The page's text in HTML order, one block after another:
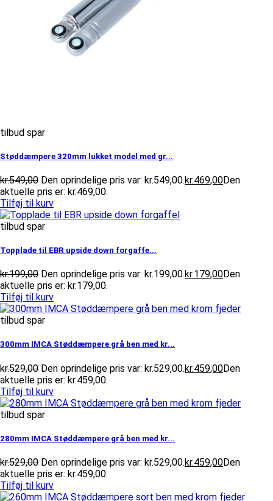
tilbud spar
Støddæmpere 320mm lukket model med gr...
kr.549,00 Den oprindelige pris var: kr.549,00.kr.469,00Den
aktuelle pris er: kr.469,00.
Tilføj til kurv
tilbud spar
Topplade til EBR upside down forgaffe...
kr.199,00 Den oprindelige pris var: kr.199,00.kr.179,00Den
aktuelle pris er: kr.179,00.
Tilføj til kurv
tilbud spar
300mm IMCA Støddæmpere grå ben med kr...
kr.529,00 Den oprindelige pris var: kr.529,00.kr.459,00Den
aktuelle pris er: kr.459,00.
Tilføj til kurv
tilbud spar
280mm IMCA Støddæmpere grå ben med kr...
kr.529,00 Den oprindelige pris var: kr.529,00.kr.459,00Den
aktuelle pris er: kr.459,00.
Tilføj til kurv